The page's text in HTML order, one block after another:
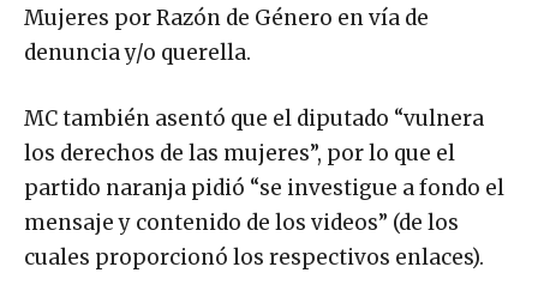
Mujeres por Razón de Género en vía de
denuncia y/o querella.
MC también asentó que el diputado “vulnera
los derechos de las mujeres”, por lo que el
partido naranja pidió “se investigue a fondo el
mensaje y contenido de los videos” (de los
cuales proporcionó los respectivos enlaces).